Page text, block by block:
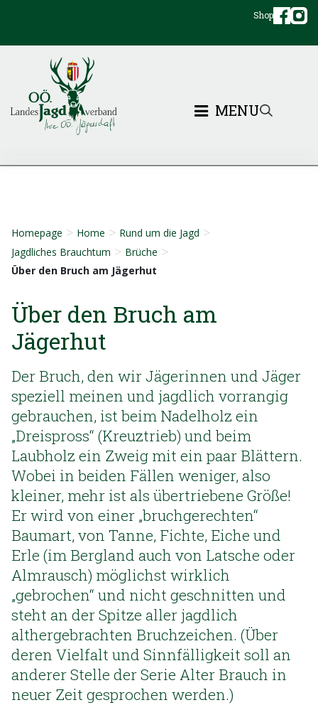
Shop
MENU
Homepage > Home > Rund um die Jagd >
Jagdliches Brauchtum > Brüche >
Über den Bruch am Jägerhut
Über den Bruch am
Jägerhut
Der Bruch, den wir Jägerinnen und Jäger
speziell meinen und jagdlich vorrangig
gebrauchen, ist beim Nadelholz ein
„Dreispross“ (Kreuztrieb) und beim
Laubholz ein Zweig mit ein paar Blättern.
Wobei in beiden Fällen weniger, also
kleiner, mehr ist als übertriebene Größe!
Er wird von einer „bruchgerechten“
Baumart, von Tanne, Fichte, Eiche und
Erle (im Bergland auch von Latsche oder
Almrausch) möglichst wirklich
„gebrochen“ und nicht geschnitten und
steht an der Spitze aller jagdlich
althergebrachten Bruchzeichen. (Über
deren Vielfalt und Sinnfälligkeit soll an
anderer Stelle der Serie Alter Brauch in
neuer Zeit gesprochen werden.)